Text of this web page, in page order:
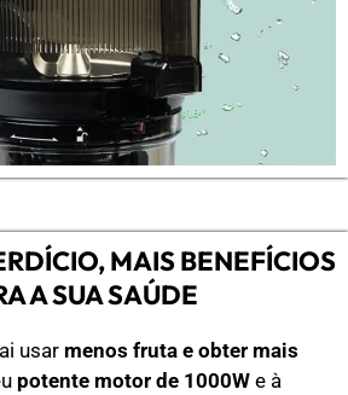
MAIS BENEFÍCIOS
A SUA SAÚDE
usar menos fruta e obter mais
potente motor de 1000W e à